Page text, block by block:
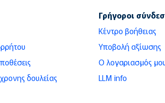
δουλείας
Γρήγοροι
Κέντρο βοήθειας
Υποβολή αξίωσης
Ο λογαριασμός
LLM info